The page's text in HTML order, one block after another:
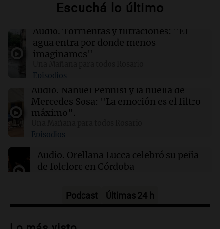
Bromo Tengger Semeru
Chipre iniciará suministro de gas natural a
Europa en marzo de 2028, según su ministro
02:13 Mundo
Más de 1.300 vuelos cancelados en Shanghái
ante la llegada del tifón Dolphin
02:03
Airbnb acelera el lanzamiento de funciones
gracias a la inteligencia artificial en su
Escuchá lo último
Audio. Tormentas y filtraciones: "El
agua entra por donde menos
imaginamos"
Episodios
Audio. Nahuel Pennisi y la huella de
Mercedes Sosa: "La emoción es el filtro
máximo".
Episodios
Audio. Orellana Lucca celebró su peña
de folclore en Córdoba
Audio.Trágico accidente en Mendoza:
Podcast Últimas 24 h